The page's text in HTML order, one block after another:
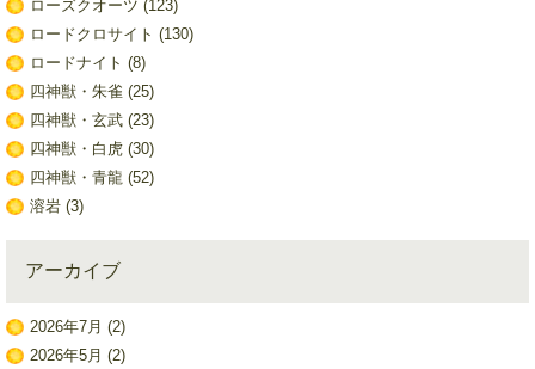
ローズクオーツ (123)
ロードクロサイト (130)
ロードナイト (8)
四神獣・朱雀 (25)
四神獣・玄武(23)
四神獣・白虎(30)
四神獣・青龍(52)
溶岩(3)
アーカイブ
2026年7月 (2)
2026年5月 (2)